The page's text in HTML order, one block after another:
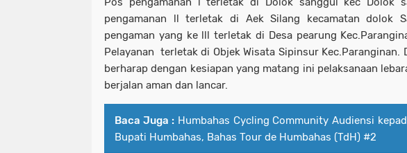
pengamanan ll terletak di Aek Silang kecamatan dolok
pengaman yang ke lll terletak di Desa pearung
Pelayanan terletak di Objek Wisata Sipinsur Kec.Paranginan.
berharap dengan kesiapan yang matang ini pelaksanaan
berjalan aman dan lancar.
Baca Juga : Humbahas Cycling Community Audiensi
Bupati Humbahas, Bahas Tour de Humbahas (TdH) #2